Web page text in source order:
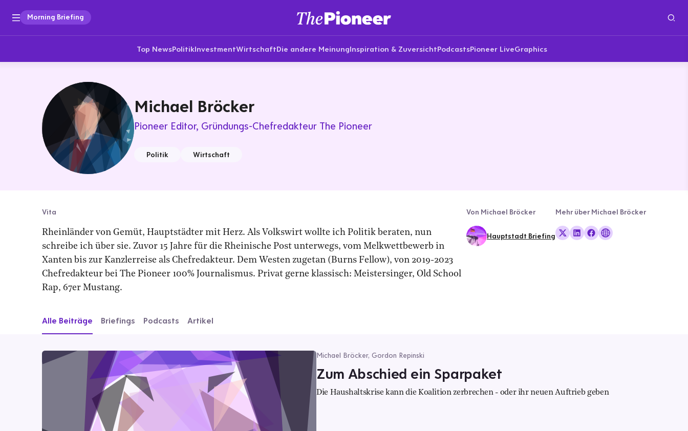
Morning Briefing
Top NewsPolitikInvestmentWirtschaftDie andere MeinungInspiration & ZuversichtPodcastsPioneer LiveGraphics
Michael Bröcker
Pioneer Editor Gründungs-Chefredakteur The Pioneer
Politik Wirtschaft
Vita
Rheinländer von Gemüt, Hauptstädter mit Herz. Als Volkswirt wollte ich Politik beraten, nun
schreibe ich über sie. Zuvor 15 Jahre für die Rheinische Post unterwegs, vom Melkwettbewerb in
Xanten bis zur Kanzlerreise als Chefredakteur. Dem Westen zugetan (Burns Fellow), von 2019-2023
Chefredakteur bei The Pioneer 100% Journalismus. Privat gerne klassisch: Meistersinger, Old School
Rap, 67er Mustang.
Von Michael Bröcker
Hauptstadt Briefing
Mehr über Michael Bröcker
Alle Beiträge Briefings Podcasts Artikel
Michael Bröcker, Gordon Repinski
Zum Abschied ein Sparpaket
Die Haushaltskrise kann die Koalition zerbrechen - oder ihr neuen Auftrieb geben